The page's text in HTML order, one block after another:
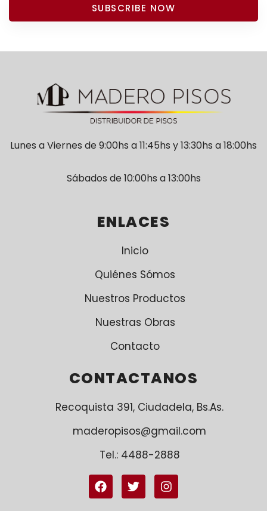
SUBSCRIBE NOW
Lunes a Viernes de 9:00hs a 11:45hs y 13:30hs a 18:00hs
Sábados de 10:00hs a 13:00hs
ENLACES
Inicio
Quiénes Sómos
Nuestros Productos
Nuestras Obras
Contacto
CONTACTANOS
Recoquista 391, Ciudadela, Bs.As.
maderopisos@gmail.com
Tel.: 4488-2888